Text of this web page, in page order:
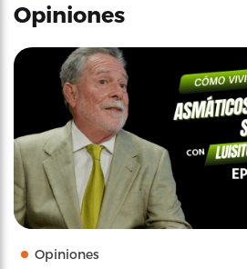
Opiniones
Opiniones